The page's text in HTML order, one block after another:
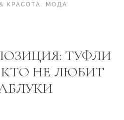
КРАСОТА. МОДА
ТУФЛИ
КТО НЕ ЛЮБИТ